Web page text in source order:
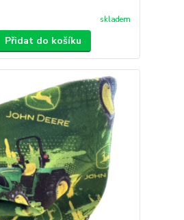
skladem
Přidat do košíku